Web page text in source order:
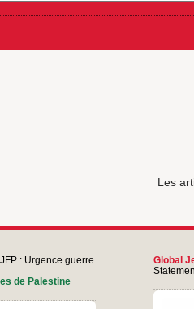
Les
: Urgence guerre
de Palestine
Global